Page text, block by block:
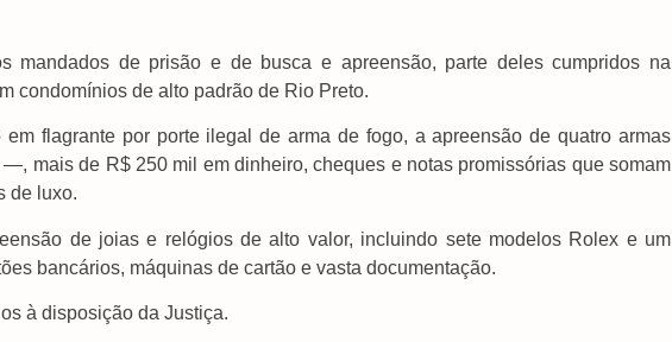
mandados de prisão e de busca e apreensão, parte deles cumpridos na
condomínios de alto padrão de Rio Preto.
flagrante por porte ilegal de arma de fogo, a apreensão de quatro armas
mais de R$ 250 mil em dinheiro, cheques e notas promissórias que somam
de luxo.
de joias e relógios de alto valor, incluindo sete modelos Rolex e um
bancários, máquinas de cartão e vasta documentação.
à disposição da Justiça.